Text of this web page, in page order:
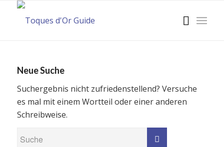
Neue Suche
Suchergebnis nicht zufriedenstellend? Versuche
es mal mit einem Wortteil oder einer anderen
Schreibweise.